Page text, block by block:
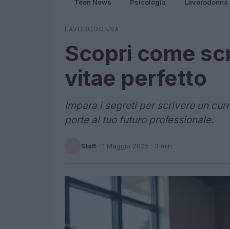
Teen News Psicologia Lavorodonna
LAVORODONNA
Scopri come
vitae perfetto
Impara i segreti per scrivere un
porte al tuo futuro professionale.
Staff · 1 Maggio 2025 · 3 min